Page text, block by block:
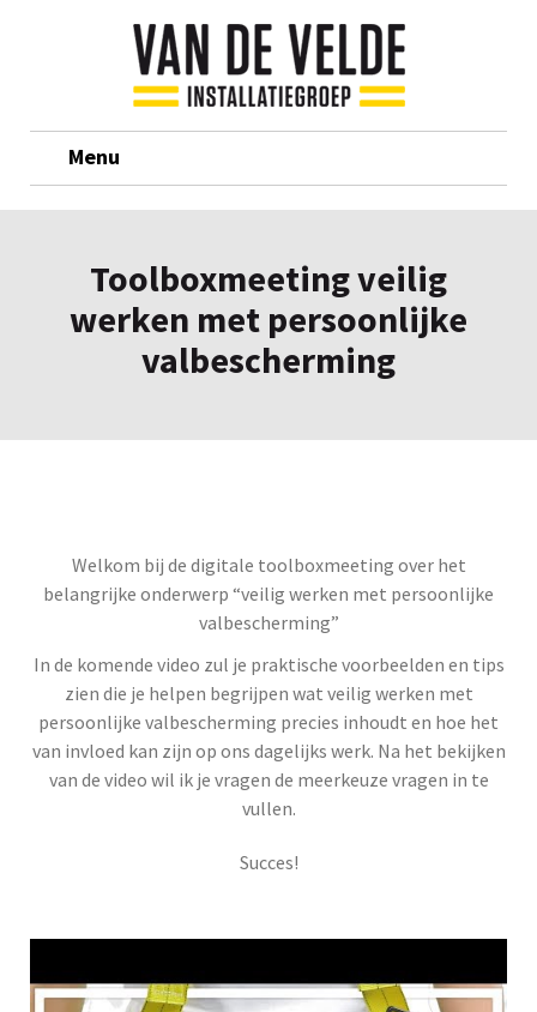
Menu
Toolboxmeeting veilig
werken met persoonlijke
valbescherming
Welkom bij de digitale toolboxmeeting over het
belangrijke onderwerp “veilig werken met persoonlijke
valbescherming”
In de komende video zul je praktische voorbeelden en tips
zien die je helpen begrijpen wat veilig werken met
persoonlijke valbescherming precies inhoudt en hoe het
van invloed kan zijn op ons dagelijks werk. Na het bekijken
van de video wil ik je vragen de meerkeuze vragen in te
vullen.
Succes!